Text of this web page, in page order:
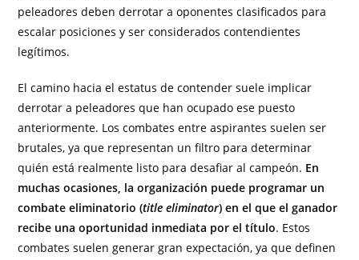
peleadores deben derrotar a oponentes clasificados para
escalar posiciones y ser considerados contendientes
legítimos.
El camino hacia el estatus de contender suele implicar
derrotar a peleadores que han ocupado ese puesto
anteriormente. Los combates entre aspirantes suelen ser
brutales, ya que representan un filtro para determinar
quién está realmente listo para desafiar al campeón. En
muchas ocasiones, la organización puede programar un
combate eliminatorio (title eliminator) en el que el ganador
recibe una oportunidad inmediata por el título. Estos
combates suelen generar gran expectación, ya que definen